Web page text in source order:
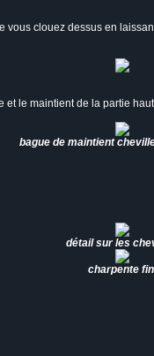
vous clouez dessus en
et le maintient de la partie
bague de maintient
détail sur les
charpente